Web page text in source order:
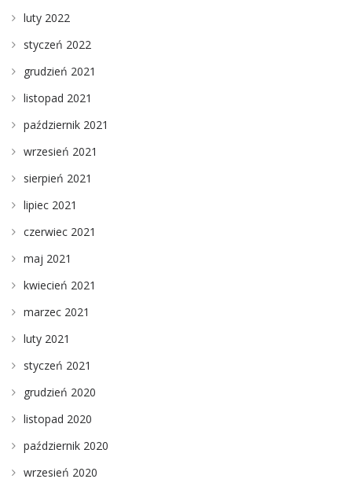
luty 2022
styczeń 2022
grudzień 2021
listopad 2021
październik 2021
wrzesień 2021
sierpień 2021
lipiec 2021
czerwiec 2021
maj 2021
kwiecień 2021
marzec 2021
luty 2021
styczeń 2021
grudzień 2020
listopad 2020
październik 2020
wrzesień 2020